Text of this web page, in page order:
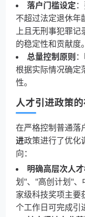
落户门槛设定
不超过法定退休年
上且无刑事犯罪记
的稳定性和贡献度。
总量控制原则
根据实际情况确定
性。
人才引进政策
在严格控制普通落
进政策进行了优化
向：
明确高层次人
划"、"高创计划"、
家级科技奖项主要
个工作日可完成引